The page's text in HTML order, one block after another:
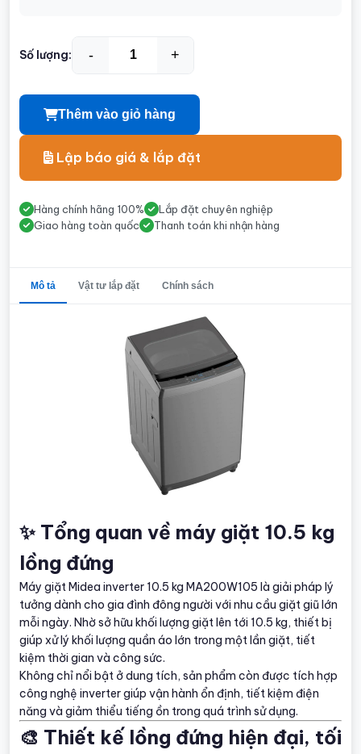
Số lượng: - +
Thêm vào giỏ hàng
Lập báo giá & lắp đặt
Hàng chính hãng 100%
Lắp đặt chuyên nghiệp
Giao hàng toàn quốc
Thanh toán khi nhận hàng
Mô tả Vật tư lắp đặt Chính sách
✨ Tổng quan về máy giặt 10.5 kg
lồng đứng
Máy giặt Midea inverter 10.5 kg MA200W105 là giải pháp lý
tưởng dành cho gia đình đông người với nhu cầu giặt giũ lớn
mỗi ngày. Nhờ sở hữu khối lượng giặt lên tới 10.5 kg, thiết bị
giúp xử lý khối lượng quần áo lớn trong một lần giặt, tiết
kiệm thời gian và công sức.
Không chỉ nổi bật ở dung tích, sản phẩm còn được tích hợp
công nghệ inverter giúp vận hành ổn định, tiết kiệm điện
năng và giảm thiểu tiếng ồn trong quá trình sử dụng.
🎨 Thiết kế lồng đứng hiện đại, tối